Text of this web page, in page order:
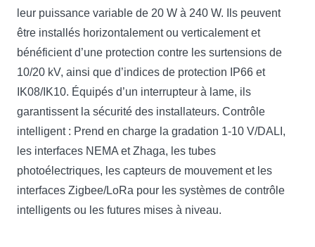
leur puissance variable de 20 W à 240 W. Ils peuvent
être installés horizontalement ou verticalement et
bénéficient d’une protection contre les surtensions de
10/20 kV, ainsi que d’indices de protection IP66 et
IK08/IK10. Équipés d’un interrupteur à lame, ils
garantissent la sécurité des installateurs. Contrôle
intelligent : Prend en charge la gradation 1-10 V/DALI,
les interfaces NEMA et Zhaga, les tubes
photoélectriques, les capteurs de mouvement et les
interfaces Zigbee/LoRa pour les systèmes de contrôle
intelligents ou les futures mises à niveau.